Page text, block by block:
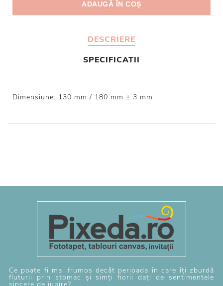
DESCRIERE
SPECIFICATII
Dimensiune: 130 mm / 180 mm ± 3 mm
Ce poate fi mai frumos decât perioada în care îți zburdă
fluturii prin stomac și simți fiorii dați de sentimentele